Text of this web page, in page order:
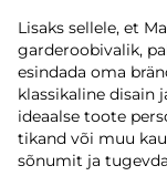
Lisaks sellele, et
garderoobivalik,
esindada oma
klassikaline disain
ideaalse toote
tikand või muu
sõnumit ja